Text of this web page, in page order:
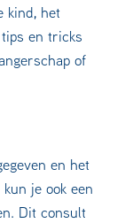
kind, het
en tricks
of
en het
je ook een
Dit consult